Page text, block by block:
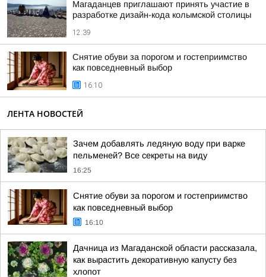
Магаданцев приглашают принять участие в
разработке дизайн-кода колымской столицы
12:39
Снятие обуви за порогом и гостеприимство
как повседневный выбор
16:10
ЛЕНТА НОВОСТЕЙ
Зачем добавлять ледяную воду при варке
пельменей? Все секреты на виду
16:25
Снятие обуви за порогом и гостеприимство
как повседневный выбор
16:10
Дачница из Магаданской области рассказала,
как вырастить декоративную капусту без
хлопот